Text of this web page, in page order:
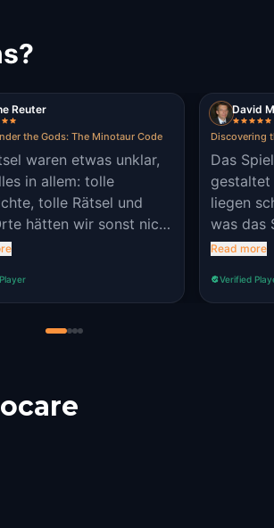
Reuter
the Gods: The Minotaur Code
waren etwas unklar,
in allem: tolle
tolle Rätsel und
hätten wir sonst nicht
David
Discovering
Das
gestaltet
liegen
was das
macht.
den
der
Read more
Verified